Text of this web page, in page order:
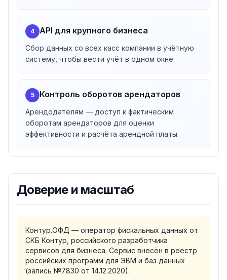
4 API для крупного бизнеса
Сбор данных со всех касс компании в учётную
систему, чтобы вести учёт в одном окне.
5 Контроль оборотов арендаторов
Арендодателям — доступ к фактическим
оборотам арендаторов для оценки
эффективности и расчёта арендной платы.
Доверие и масштаб
Контур.ОФД — оператор фискальных данных от
СКБ Контур, российского разработчика
сервисов для бизнеса. Сервис внесён в реестр
российских программ для ЭВМ и баз данных
(запись №7830 от 14.12.2020).